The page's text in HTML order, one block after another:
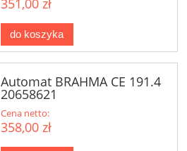
351,00 zł
do koszyka
Automat BRAHMA CE 191.4
20658621
Cena netto:
358,00 zł